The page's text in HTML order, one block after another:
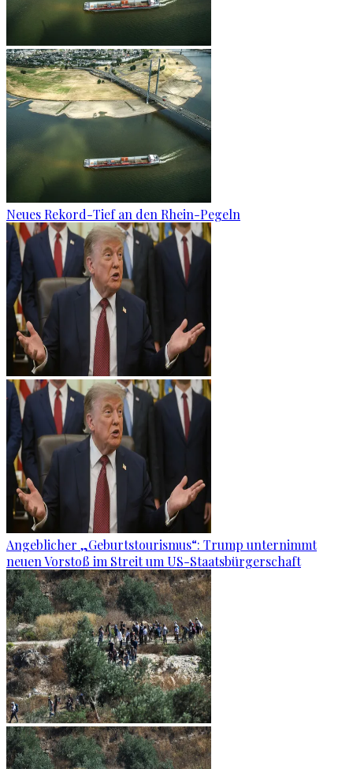
Neues Rekord-Tief an den Rhein-Pegeln
Angeblicher „Geburtstourismus“: Trump unternimmt
neuen Vorstoß im Streit um US-Staatsbürgerschaft